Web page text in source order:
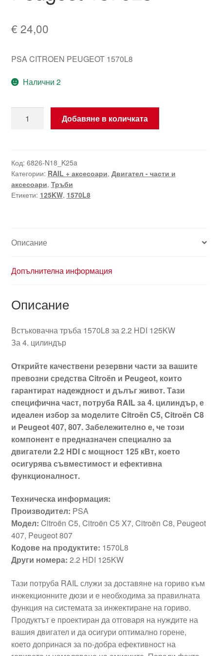
€ 24,00
PSA CITROEN PEUGEOT 1570L8
Налични 2
4-
цилиндров
Citroën
Peugeot
Добавяне в количката
Код: 6826-N18_K25a
Категории: RAIL + аксесоари, Двигател - части и
аксесоари, Тръби
Етикети: 125KW, 1570L8
Описание
Допълнителна информация
Описание
Встъковачна тръба 1570L8 за 2.2 HDI 125KW
За 4. цилиндър
Открийте качествени резервни части за вашите
превозни средства Citroën и Peugeot, които
гарантират надеждност и дълъг живот. Тази
специфична част, потрубa RAIL за 4. цилиндър, е
идеален избор за моделите Citroën C5, Citroën C8
и Peugeot 407, 807. Забележително е, че този
компонент е предназначен специално за
двигатели 2.2 HDI с мощност 125 кВт, което
осигурява съвместимост и ефективна
функционалност.
Техническа информация:
Производител: PSA
Модел: Citroën C5, Citroën C5 X7, Citroën C8, Peugeot
407, Peugeot 807
Кодове на продуктите: 1570L8
Други номера: 2.2 HDI 125KW
Тази потрубa RAIL служи за доставяне на гориво към
инжекционните дюзи и е необходима за правилната
функция на системата за инжектиране на гориво.
Продуктът е проектиран да отговаря на нуждите на
вашия двигател и да осигури оптимално горене,
което допринася за по-добра ефективност на